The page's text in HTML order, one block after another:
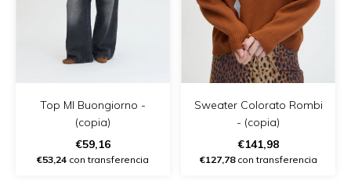
Top Ml Buongiorno -
(copia)
€59,16
€53,24 con transferencia
Sweater Colorato Rombi
- (copia)
€141,98
€127,78con transferencia